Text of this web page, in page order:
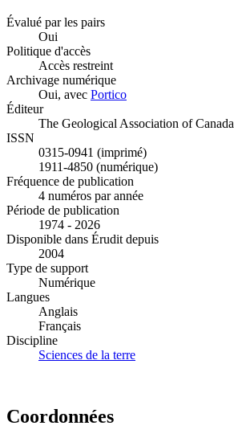
Évalué par les pairs
Oui
Politique d'accès
Accès restreint
Archivage numérique
Oui, avec Portico
Éditeur
The Geological Association of Canada
ISSN
0315-0941 (imprimé)
1911-4850 (numérique)
Fréquence de publication
4 numéros par année
Période de publication
1974 - 2026
Disponible dans Érudit depuis
2004
Type de support
Numérique
Langues
Anglais
Français
Discipline
Sciences de la terre
Coordonnées